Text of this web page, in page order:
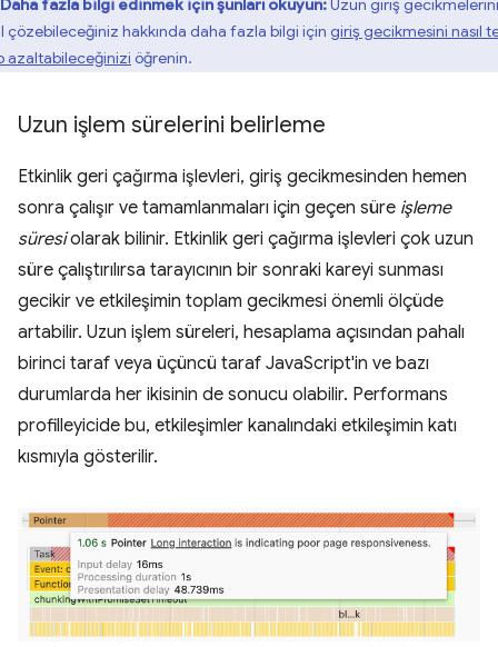
Daha fazla bilgi edinmek için şunları okuyun:Uzun giriş gecikmelerini
çözebileceğiniz hakkında daha fazla bilgi için giriş gecikmesini nasıl
azaltabileceğinizi öğrenin.
Uzun işlem sürelerini belirleme
Etkinlik geri çağırma işlevleri, giriş gecikmesinden hemen
sonra çalışır ve tamamlanmaları için geçen süre işleme
süresiolarak bilinir. Etkinlik geri çağırma işlevleri çok uzun
süre çalıştırılırsa tarayıcının bir sonraki kareyi sunması
gecikir ve etkileşimin toplam gecikmesi önemli ölçüde
artabilir. Uzun işlem süreleri, hesaplama açısından pahalı
birinci taraf veya üçüncü taraf JavaScript'in ve bazı
durumlarda her ikisinin de sonucu olabilir. Performans
profilleyicide bu, etkileşimler kanalındaki etkileşimin katı
kısmıyla gösterilir.